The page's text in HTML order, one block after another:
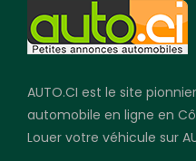
AUTO.CI est le site
automobile en ligne en
Louer votre véhicule sur